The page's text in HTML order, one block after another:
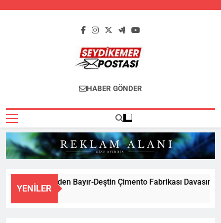
Seydikemer
Postası
Seydikemer'in Haber Sitesi
HABER GÖNDER
YENILER
Büyükşehir’den Bayır-Deştin Çimento Fabrikası Davasında
Önce